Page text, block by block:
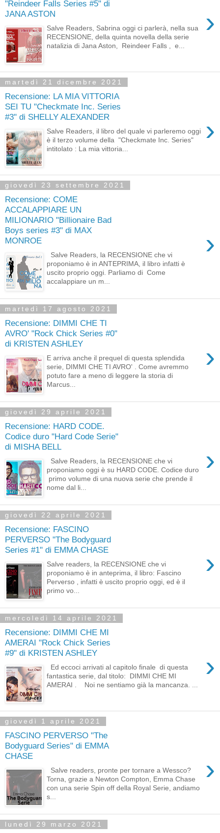
"Reindeer Falls Series #5" di
JANA ASTON
›
Salve Readers, Sabrina oggi ci parlerà, nella sua
RECENSIONE, della quinta novella della serie
natalizia di Jana Aston, Reindeer Falls , e...
martedì 21 dicembre 2021
Recensione: LA MIA VITTORIA
SEI TU "Checkmate Inc. Series
#3" di SHELLY ALEXANDER
›
Salve Readers, il libro del quale vi parleremo oggi
è il terzo volume della "Checkmate Inc. Series"
intitolato : La mia vittoria...
giovedì 23 settembre 2021
Recensione: COME
ACCALAPPIARE UN
MILIONARIO "Billionaire Bad
Boys series #3" di MAX
MONROE
›
Salve Readers, la RECENSIONE che vi
proponiamo è in ANTEPRIMA, il libro infatti è
uscito proprio oggi. Parliamo di Come
accalappiare un m...
martedì 17 agosto 2021
Recensione: DIMMI CHE TI
AVRO' "Rock Chick Series #0"
di KRISTEN ASHLEY
›
E arriva anche il prequel di questa splendida
serie, DIMMI CHE TI AVRO' . Come avremmo
potuto fare a meno di leggere la storia di
Marcus...
giovedì 29 aprile 2021
Recensione: HARD CODE.
Codice duro "Hard Code Serie"
di MISHA BELL
›
Salve Readers, la RECENSIONE che vi
proponiamo oggi è su HARD CODE. Codice duro
primo volume di una nuova serie che prende il
nome dal li...
giovedì 22 aprile 2021
Recensione: FASCINO
PERVERSO "The Bodyguard
Series #1" di EMMA CHASE
›
Salve readers, la RECENSIONE che vi
proponiamo è in anteprima, il libro: Fascino
Perverso , infatti è uscito proprio oggi, ed è il
primo vo...
mercoledì 14 aprile 2021
Recensione: DIMMI CHE MI
AMERAI "Rock Chick Series
#9" di KRISTEN ASHLEY
›
Ed eccoci arrivati al capitolo finale di questa
fantastica serie, dal titolo: DIMMI CHE MI
AMERAI . Noi ne sentiamo già la mancanza. ...
giovedì 1 aprile 2021
FASCINO PERVERSO "The
Bodyguard Series" di EMMA
CHASE
›
Salve readers, pronte per tornare a Wessco?
Torna, grazie a Newton Compton, Emma Chase
con una serie Spin off della Royal Serie, andiamo
s...
lunedì 29 marzo 2021